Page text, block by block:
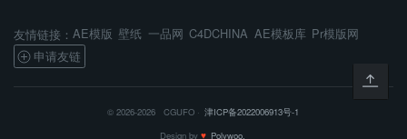
友情链接： AE模版 壁纸 一品网 C4DCHINA AE模板库 Pr模版网
申请友链
© 2026-2026 CGUFO · 津ICP备2022006913号-1
Design by ♥ Polywoo.